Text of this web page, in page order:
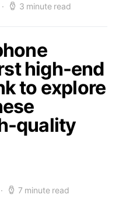
3 minute read
high-end
to explore
quality
7 minute read